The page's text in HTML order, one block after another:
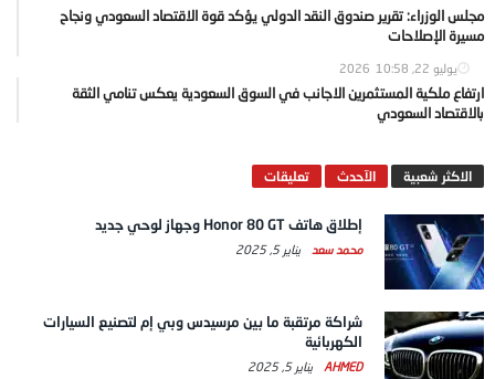
مجلس الوزراء: تقرير صندوق النقد الدولي يؤكد قوة الاقتصاد السعودي ونجاح
مسيرة الإصلاحات
يوليو 22, 2026 10:58
ارتفاع ملكية المستثمرين الاجانب في السوق السعودية يعكس تنامي الثقة
بالاقتصاد السعودي
الاكثر شعبية الآحدث تعليقات
إطلاق هاتف Honor 80 GT وجهاز لوحي جديد
محمد سعد يناير 5, 2025
شراكة مرتقبة ما بين مرسيدس وبي إم لتصنيع السيارات
الكهربائية
AHMED يناير 5, 2025